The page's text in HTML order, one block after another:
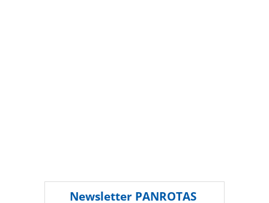
Newsletter PANROTAS